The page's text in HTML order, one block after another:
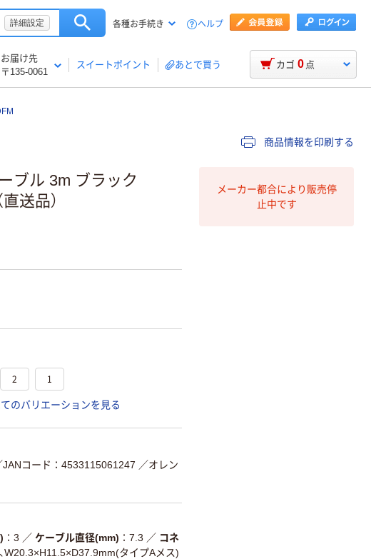
詳細設定 各種お手続き ヘルプ
お届け先
〒135-0061
スイートポイント あとで買う カゴ 0 点
商品情報を印刷する
ブル 3m ブラック
送品）
2 1
のバリエーションを見る
JANコード：4533115061247 ／オレン
3 ／ ケーブル直径(mm) 7.3 ／ コネ
W20.3×H11.5×D37.9mm(タイプAメス)
メーカー都合により販売停
止中です